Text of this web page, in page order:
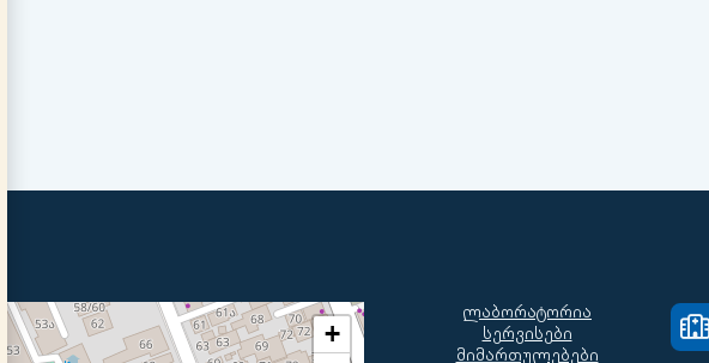
+
ლაბორატორია
სერვისები
მიმართულებები